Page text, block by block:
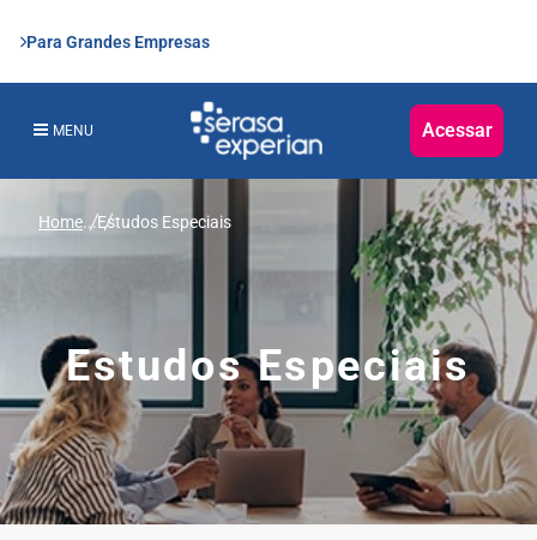
Para Grandes Empresas
MENU Acessar
Home...Estudos Especiais
Estudos Especiais